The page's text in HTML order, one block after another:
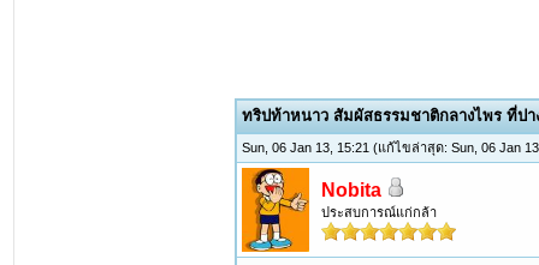
ทริปท้าหนาว สัมผัสธรรมชาติกลางไพร ที่ปา
Sun, 06 Jan 13, 15:21(แก้ไขล่าสุด: Sun, 06 Jan
Nobita
ประสบการณ์แก่กล้า